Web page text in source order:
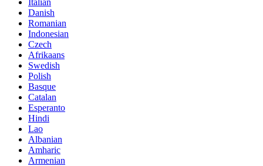
Danish
Romanian
Indonesian
Czech
Afrikaans
Swedish
Polish
Basque
Catalan
Esperanto
Hindi
Lao
Albanian
Amharic
Armenian